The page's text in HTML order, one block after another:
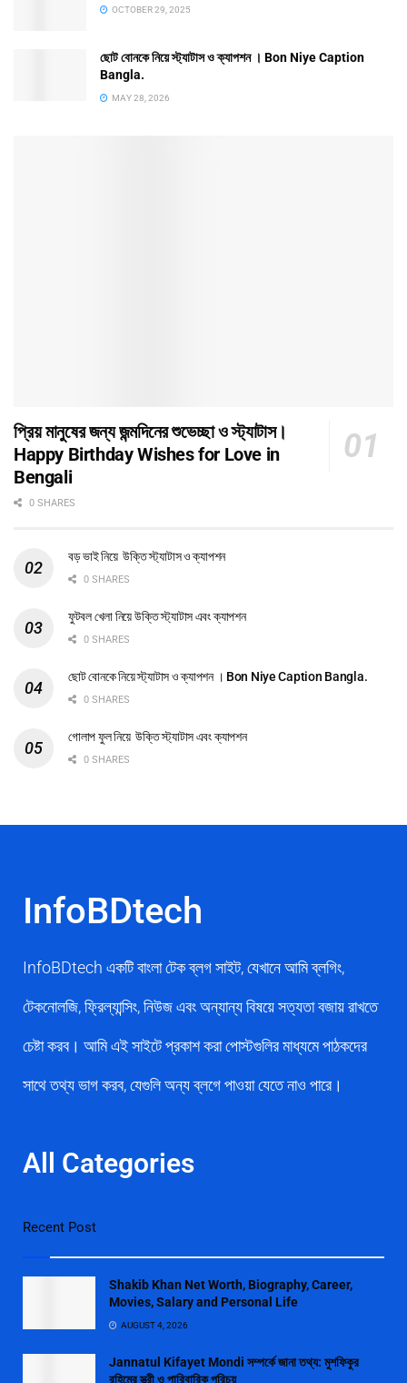
OCTOBER 29, 2025
ছোট বোনকে নিয়ে স্ট্যাটাস ও ক্যাপশন । Bon Niye Caption
Bangla.
MAY 28, 2026
প্রিয় মানুষের জন্য জন্মদিনের শুভেচ্ছা ও স্ট্যাটাস।
Happy Birthday Wishes for Love in
Bengali
0 SHARES
বড় ভাই নিয়ে উক্তি স্ট্যাটাস ও ক্যাপশন
0 SHARES
ফুটবল খেলা নিয়ে উক্তি স্ট্যাটাস এবং ক্যাপশন
0 SHARES
ছোট বোনকে নিয়ে স্ট্যাটাস ও ক্যাপশন । Bon Niye Caption Bangla.
0 SHARES
গোলাপ ফুল নিয়ে উক্তি স্ট্যাটাস এবং ক্যাপশন
0 SHARES
InfoBDtech
InfoBDtech একটি বাংলা টেক ব্লগ সাইট, যেখানে আমি ব্লগিং,
টেকনোলজি, ফ্রিল্যান্সিং, নিউজ এবং অন্যান্য বিষয়ে সত্যতা বজায় রাখতে
চেষ্টা করব। আমি এই সাইটে প্রকাশ করা পোস্টগুলির মাধ্যমে পাঠকদের
সাথে তথ্য ভাগ করব, যেগুলি অন্য ব্লগে পাওয়া যেতে নাও পারে।
All Categories
Recent Post
Shakib Khan Net Worth, Biography, Career,
Movies, Salary and Personal Life
AUGUST 4, 2026
Jannatul Kifayet Mondi সম্পর্কে জানা তথ্য: মুশফিকুর
রহিমের স্ত্রী ও পারিবারিক পরিচয়